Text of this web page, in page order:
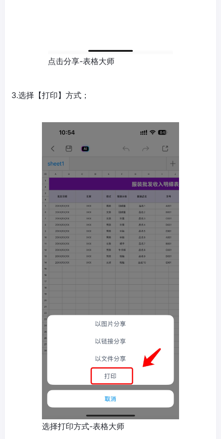
点击分享-表格大师
3.选择【打印】方式；
选择打印方式-表格大师